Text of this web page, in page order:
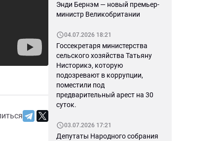
Энди Бернэм — новый премьер-
министр Великобритании
04.07.2026 18:21
Госсекретаря министерства
сельского хозяйства Татьяну
Нисторикэ, которую
подозревают в коррупции,
поместили под
предварительный арест на 30
суток.
03.07.2026 17:21
Депутаты Народного собрания